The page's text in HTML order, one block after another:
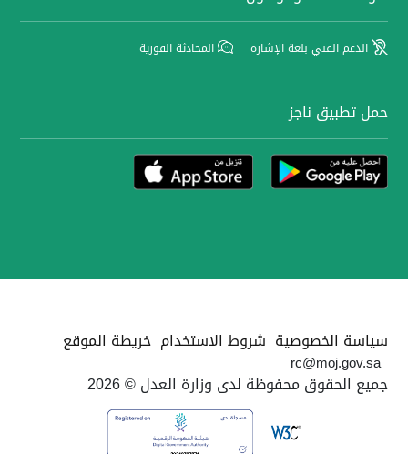
الدعم الفني بلغة الإشارة المحادثة الفورية
حمل تطبيق ناجز
سياسة الخصوصية شروط الاستخدام خريطة الموقع
rc@moj.gov.sa
جميع الحقوق محفوظة لدى وزارة العدل © 2026